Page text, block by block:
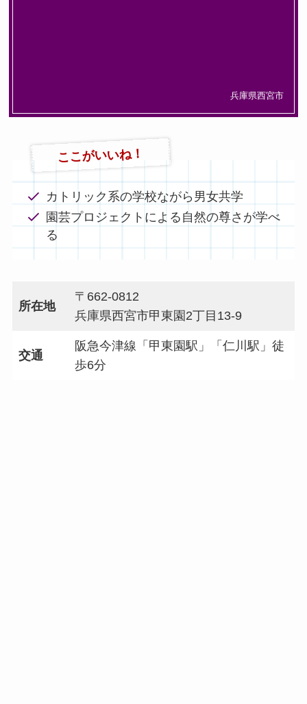
兵庫県西宮市
ここがいいね！
カトリック系の学校ながら男女共学
園芸プロジェクトによる自然の尊さが学べ
る
所在地
〒662-0812
兵庫県西宮市甲東園2丁目13-9
交通
阪急今津線「甲東園駅」「仁川駅」徒
歩6分